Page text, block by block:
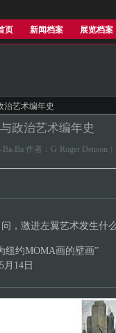
页 新闻档案 展览档案
治艺术编年史
政治艺术编年史
Ba 作者：G·Roger
，激进左翼艺术发生什
纽约MOMA画的壁画”
月14日